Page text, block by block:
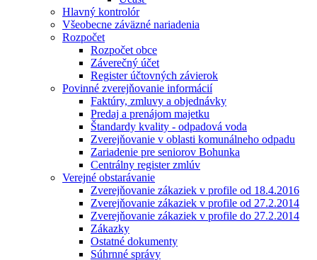
Hlavný kontrolór
Všeobecne záväzné nariadenia
Rozpočet
Rozpočet obce
Záverečný účet
Register účtovných závierok
Povinné zverejňovanie informácií
Faktúry, zmluvy a objednávky
Predaj a prenájom majetku
Štandardy kvality - odpadová voda
Zverejňovanie v oblasti komunálneho odpadu
Zariadenie pre seniorov Bohunka
Centrálny register zmlúv
Verejné obstarávanie
Zverejňovanie zákaziek v profile od 18.4.2016
Zverejňovanie zákaziek v profile od 27.2.2014
Zverejňovanie zákaziek v profile do 27.2.2014
Zákazky
Ostatné dokumenty
Súhrnné správy